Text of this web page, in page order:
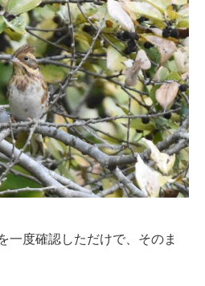
一度確認しただけで、そのま